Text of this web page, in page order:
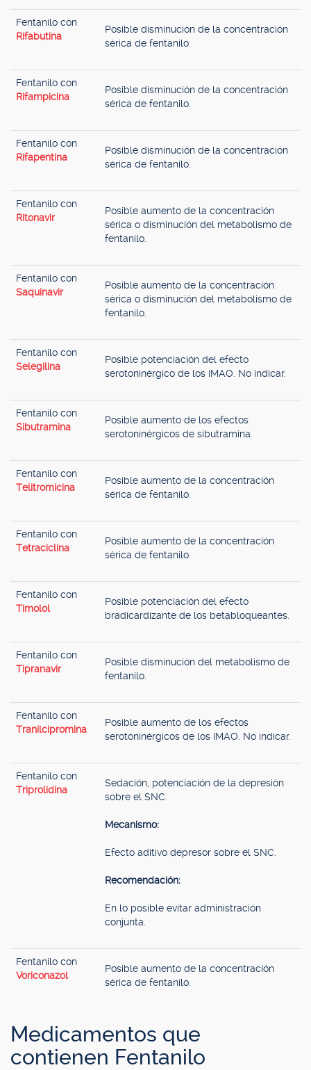
Fentanilo con
Rifabutina
Posible disminución de la concentración
sérica de fentanilo.
Fentanilo con
Rifampicina
Posible disminución de la concentración
sérica de fentanilo.
Fentanilo con
Rifapentina
Posible disminución de la concentración
sérica de fentanilo.
Fentanilo con
Ritonavir
Posible aumento de la concentración
sérica o disminución del metabolismo de
fentanilo.
Fentanilo con
Saquinavir
Posible aumento de la concentración
sérica o disminución del metabolismo de
fentanilo.
Fentanilo con
Selegilina
Posible potenciación del efecto
serotoninérgico de los IMAO. No indicar.
Fentanilo con
Sibutramina
Posible aumento de los efectos
serotoninérgicos de sibutramina.
Fentanilo con
Telitromicina
Posible aumento de la concentración
sérica de fentanilo.
Fentanilo con
Tetraciclina
Posible aumento de la concentración
sérica de fentanilo.
Fentanilo con
Timolol
Posible potenciación del efecto
bradicardizante de los betabloqueantes.
Fentanilo con
Tipranavir
Posible disminución del metabolismo de
fentanilo.
Fentanilo con
Tranilcipromina
Posible aumento de los efectos
serotoninérgicos de los IMAO. No indicar.
Fentanilo con
Triprolidina
Sedación, potenciación de la depresión
sobre el SNC.
Mecanismo:
Efecto aditivo depresor sobre el SNC.
Recomendación:
En lo posible evitar administración
conjunta.
Fentanilo con
Voriconazol
Posible aumento de la concentración
sérica de fentanilo.
Medicamentos que
contienen Fentanilo